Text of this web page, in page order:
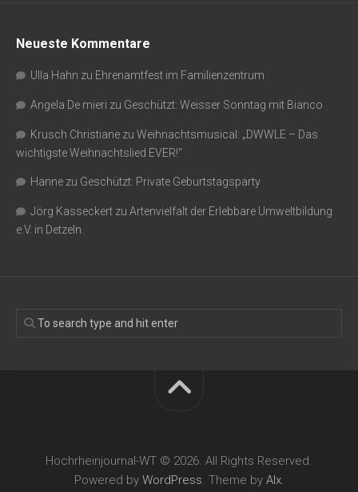
Neueste Kommentare
Ulla Hahn zu Ehrenamtfest im Familienzentrum
Angela De mieri zu Geschützt: Weisser Sonntag mit Bianco
Krusch Christiane zu Weihnachtsmusical: „DWWLE – Das
wichtigste Weihnachtslied EVER!“
Hanne zu Geschützt: Private Geburtstagsparty
Jörg Kasseckert zu Artenvielfalt der Erlebbare Umweltbildung
e.V. in Detzeln.
Hochrheinjournal-WT © 2026. All Rights Reserved.
Powered by WordPress. Theme by Alx.